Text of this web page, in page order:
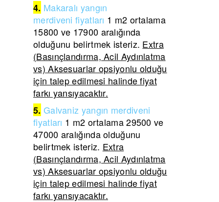
4. Makaralı yangın
merdivenifiyatları 1 m2 ortalama
15800 ve 17900 aralığında
olduğunu belirtmek isteriz. Extra
(Basınçlandırma, Acil Aydınlatma
vs) Aksesuarlar opsiyonlu olduğu
için talep edilmesi halinde fiyat
farkı yansıyacaktır.
5. Galvaniz yangın merdiveni
fiyatları 1 m2 ortalama 29500 ve
47000 aralığında olduğunu
belirtmek isteriz. Extra
(Basınçlandırma, Acil Aydınlatma
vs) Aksesuarlar opsiyonlu olduğu
için talep edilmesi halinde fiyat
farkı yansıyacaktır.